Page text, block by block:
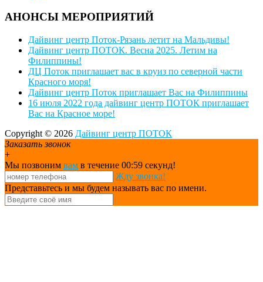
АНОНСЫ МЕРОПРИЯТИЙ
Дайвинг центр Поток-Рязань летит на Мальдивы!
Дайвинг центр ПОТОК. Весна 2025. Летим на
Филиппины!
ДЦ Поток приглашает вас в круиз по северной части
Красного моря!
Дайвинг центр Поток приглашает Вас на Филиппины
16 июля 2022 года дайвинг центр ПОТОК приглашает
Вас на Красное море!
Copyright © 2026 Дайвинг центр ПОТОК
Заказать звонок
+
Мы позвоним вам в течение 00:59 секунд!
Жду звонка!
Представьтесь и мы будем называть вас по имени.